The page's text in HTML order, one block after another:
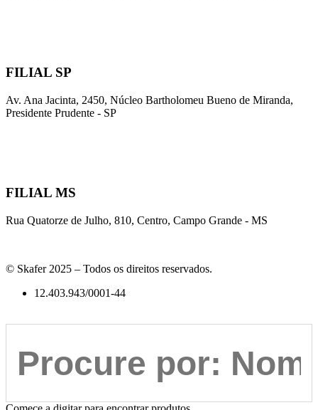
FILIAL SP
Av. Ana Jacinta, 2450, Núcleo Bartholomeu Bueno de Miranda,
Presidente Prudente - SP
FILIAL MS
Rua Quatorze de Julho, 810, Centro, Campo Grande - MS
© Skafer 2025 – Todos os direitos reservados.
12.403.943/0001-44